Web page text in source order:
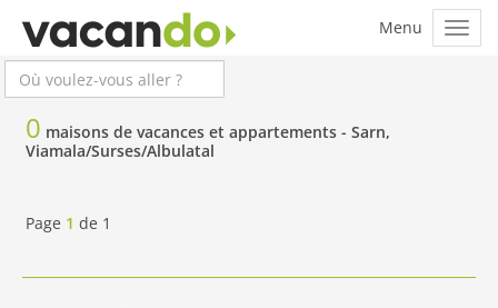
0 maisons de vacances et appartements - Sarn,
Viamala/Surses/Albulatal
Page 1 de 1